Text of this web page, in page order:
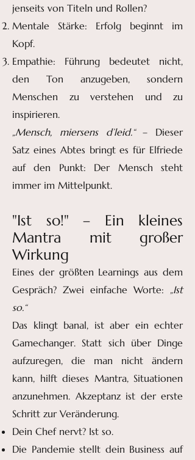
jenseits von Titeln und Rollen?
Mentale Stärke: Erfolg beginnt im
Kopf.
Empathie: Führung bedeutet nicht,
den Ton anzugeben, sondern
Menschen zu verstehen und zu
inspirieren.
„Mensch, miersens d’leid.“– Dieser
Satz eines Abtes bringt es für Elfriede
auf den Punkt: Der Mensch steht
immer im Mittelpunkt.
"Ist so!" – Ein kleines
Mantra mit großer
Wirkung
Eines der größten Learnings aus dem
Gespräch? Zwei einfache Worte: „Ist
so.“
Das klingt banal, ist aber ein echter
Gamechanger. Statt sich über Dinge
aufzuregen, die man nicht ändern
kann, hilft dieses Mantra, Situationen
anzunehmen. Akzeptanz ist der erste
Schritt zur Veränderung.
Dein Chef nervt? Ist so.
Die Pandemie stellt dein Business auf